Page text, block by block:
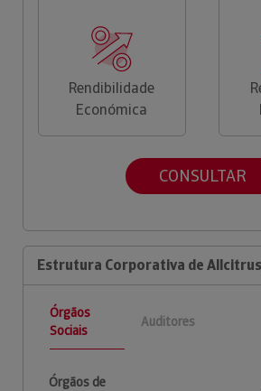
Rendibilidade
Económica
CONSULTAR
Estrutura Corporativa de
Órgãos
Sociais
Auditores
Órgãos de